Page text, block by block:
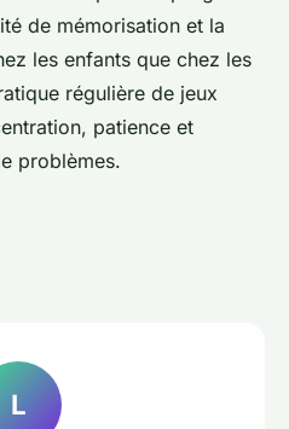
de mémorisation et la
les enfants que chez les
régulière de jeux
patience et
problèmes.
L